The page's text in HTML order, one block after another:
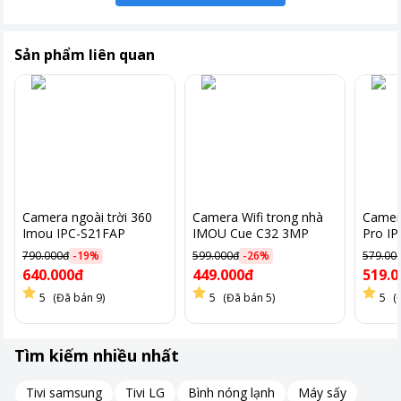
Xoay quét linh hoạt, quan sát toàn cảnh dễ dàng
Sản phẩm liên quan
Camera ngoài trời 360
Imou IPC-S21FAP
790.000đ -19%
640.000đ
5 (Đã bán 9)
Camera Wifi trong nhà
IMOU Cue C32 3MP
599.000đ -26%
449.000đ
5 (Đã bán 5)
Pro
5
Tìm kiếm nhiều nhất
Tivi samsung Tivi LG Bình nóng lạnh
Máy sấy